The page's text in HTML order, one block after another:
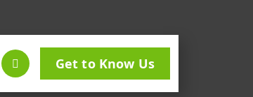
Get to Know Us